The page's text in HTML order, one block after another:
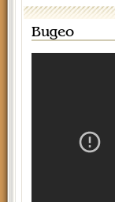
Видео